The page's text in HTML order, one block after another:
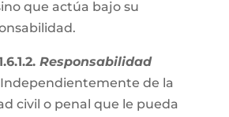
que actúa bajo su
Responsabilidad
Independientemente de la
civil o penal que le pueda